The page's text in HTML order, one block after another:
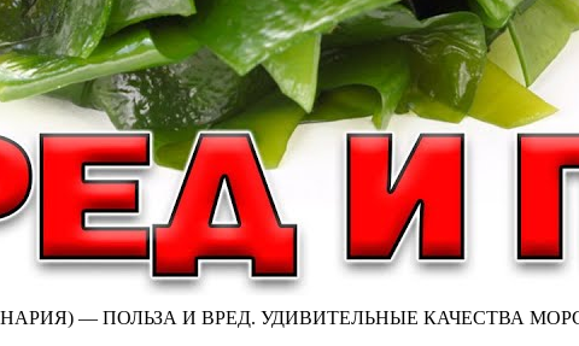
— ПОЛЬЗА И ВРЕД. УДИВИТЕЛЬНЫЕ КАЧЕСТВА